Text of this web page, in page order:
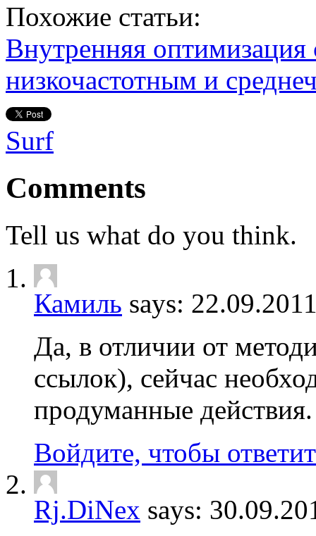
Похожие статьи:
Внутренняя
низкочастотным и
Surf
Comments
Tell us what do you think.
Камиль says:
Да, в отличии от
ссылок), сейчас
продуманные действия.
Войдите, чтобы
Rj.DiNex says: